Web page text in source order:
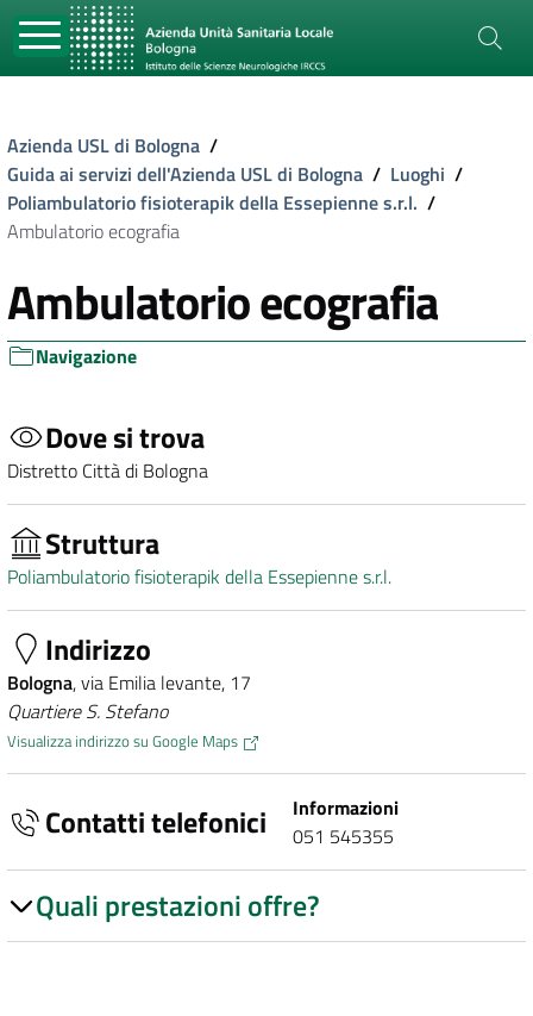
Azienda USL di Bologna /
Guida ai servizi dell'Azienda USL di Bologna / Luoghi /
Poliambulatorio fisioterapik della Essepienne s.r.l. /
Ambulatorio ecografia
Ambulatorio ecografia
Navigazione
Dove si trova
Distretto Città di Bologna
Struttura
Poliambulatorio fisioterapik della Essepienne s.r.l.
Indirizzo
Bologna, via Emilia levante, 17
Quartiere S. Stefano
Visualizza indirizzo su Google Maps
Contatti telefonici
Informazioni
051 545355
Quali prestazioni offre?